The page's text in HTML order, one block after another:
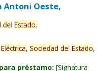
Antoni Oeste,
del Estado.
Eléctrica, Sociedad del Estado,
préstamo: Signatura